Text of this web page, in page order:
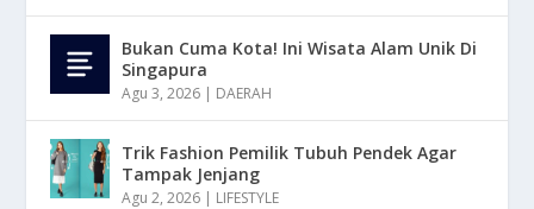
Bukan Cuma Kota! Ini Wisata Alam Unik Di
Singapura
Agu 3, 2026 | DAERAH
Trik Fashion Pemilik Tubuh Pendek Agar
Tampak Jenjang
Agu 2, 2026 | LIFESTYLE